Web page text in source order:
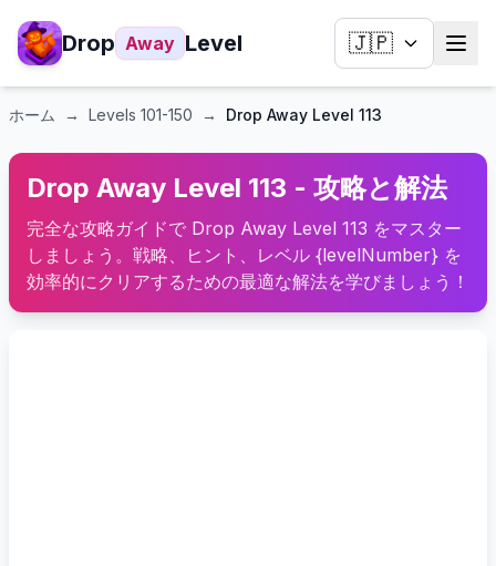
Drop Away Level 🇯🇵
ホーム → Levels 101-150 → Drop Away Level 113
Drop Away Level 113 - 攻略と解法
完全な攻略ガイドで Drop Away Level 113 をマスター
しましょう。戦略、ヒント、レベル {levelNumber} を
効率的にクリアするための最適な解法を学びましょう！